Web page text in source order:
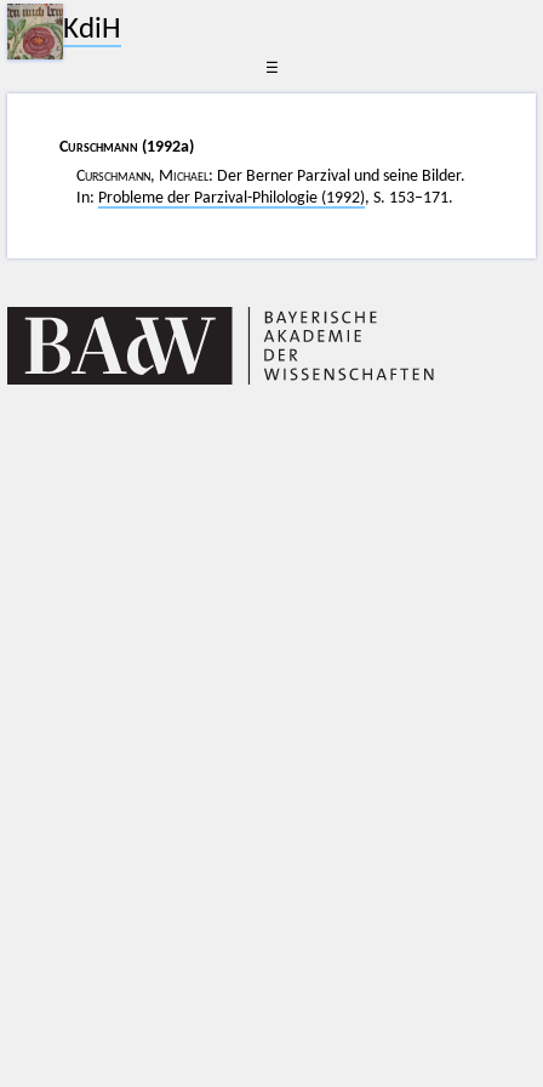
KdiH
☰
Curschmann (1992a)
Curschmann, Michael: Der Berner Parzival und seine Bilder.
In: Probleme der Parzival-Philologie (1992), S. 153–171.